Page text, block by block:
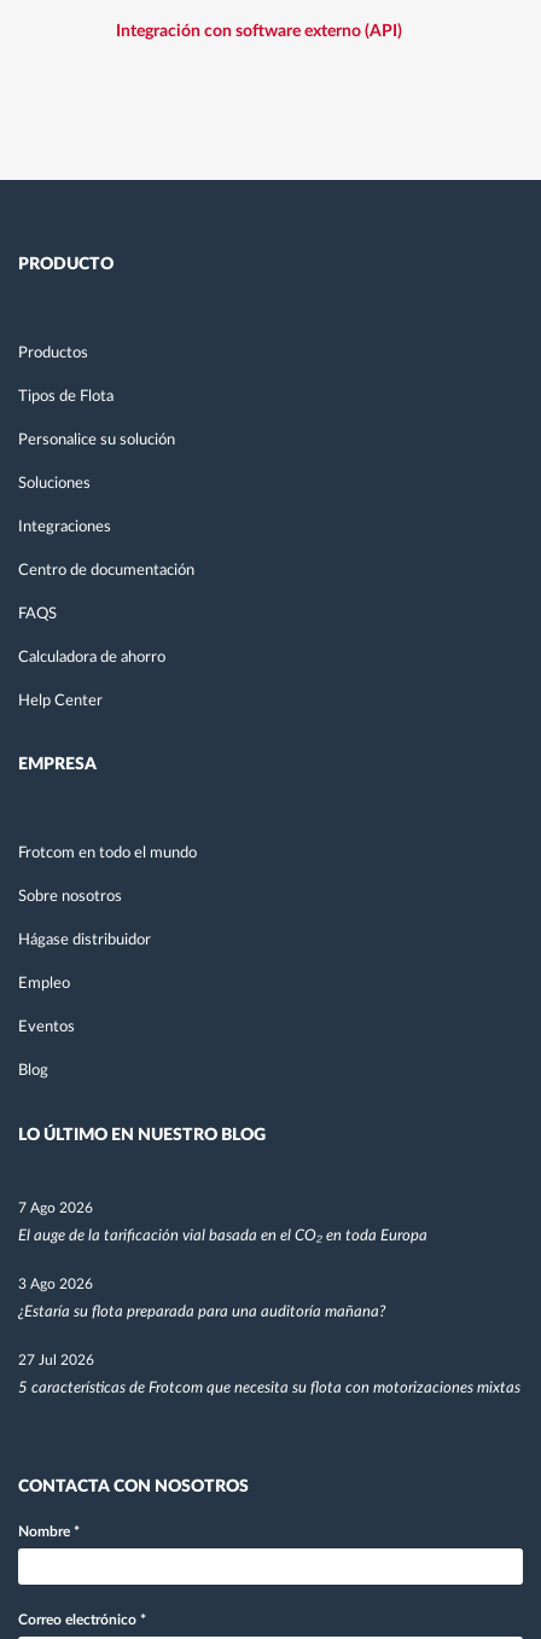
Integración con software externo (API)
PRODUCTO
Productos
Tipos de Flota
Personalice su solución
Soluciones
Integraciones
Centro de documentación
FAQS
Calculadora de ahorro
Help Center
EMPRESA
Frotcom en todo el mundo
Sobre nosotros
Hágase distribuidor
Empleo
Eventos
Blog
LO ÚLTIMO EN NUESTRO BLOG
7 Ago 2026
El auge de la tarificación vial basada en el CO₂ en toda Europa
3 Ago 2026
¿Estaría su flota preparada para una auditoría mañana?
27 Jul 2026
5 características de Frotcom que necesita su flota con motorizaciones mixtas
CONTACTA CON NOSOTROS
Nombre *
Correo electrónico *